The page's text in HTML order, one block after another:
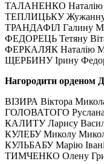
ТАЛАНЕНКО Наталію
ТЕПЛИЦЬКУ Жужанну
ТРАНДАФІЛ Галину
ФЕДОРЕЦЬ Тетяну
ФЕРКАЛЯК Наталію
ЩЕРБИНУ Ірину
Нагородити орденом
ВІЗИРА Віктора
ГОЛОВАТОГО Руслана
КАЛИТУ Ларису
КУЛЕБУ Миколу
КУЛЬБАБУ Марію
ТИМЧЕНКО Олену